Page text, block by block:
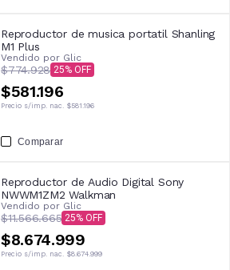
Reproductor de musica portatil Shanling
M1 Plus
Vendido por Glic
$774.928 25
$581.196
Precio s/imp. nac. $581.196
Comparar
Reproductor de Audio Digital Sony
NWWM1ZM2 Walkman
Vendido por Glic
$11.566.665 25
$8.674.999
Precio s/imp. nac. $8.674.999